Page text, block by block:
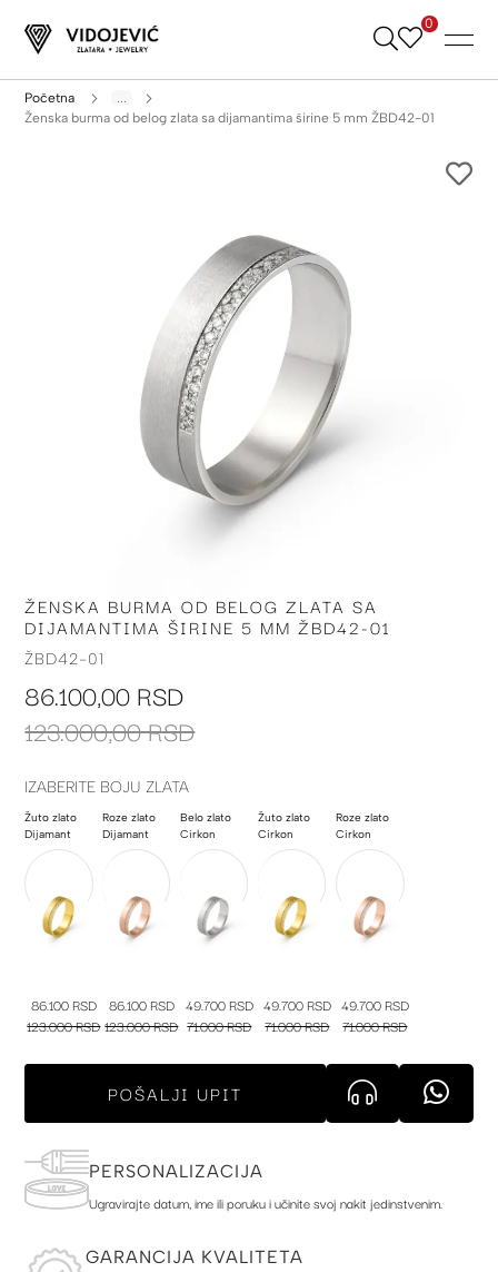
Skip
0
Početna
...
Ženska burma od belog zlata sa dijamantima širine 5 mm ŽBD42-01
Skip
to
the
of
images
ŽENSKA BURMA OD BELOG ZLATA SA
DIJAMANTIMA ŠIRINE 5 MM ŽBD42-01
ŽBD42-01
86.100,00 RSD
123.000,00 RSD
IZABERITE BOJU ZLATA
Žuto zlato
Dijamant
86.100 RSD
123.000 RSD
Roze zlato
Dijamant
86.100 RSD
123.000 RSD
Belo zlato
Cirkon
49.700 RSD
71.000 RSD
Žuto zlato
Cirkon
49.700 RSD
71.000 RSD
Roze zlato
Cirkon
49.700 RSD
71.000 RSD
POŠALJI UPIT
PERSONALIZACIJA
Ugravirajte datum, ime ili poruku i učinite svoj nakit jedinstvenim.
GARANCIJA KVALITETA